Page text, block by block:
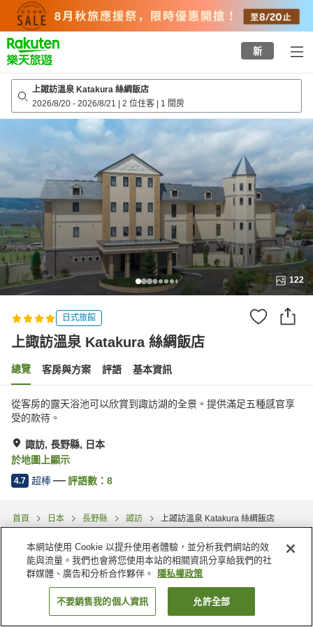
top
page
新
上諏訪溫泉 Katakura 絲綢飯店
2026/8/20 - 2026/8/21 | 2 位住客 | 1 間房
122
日式旅館
上諏訪溫泉 Katakura 絲綢飯店
總覽 客房與方案 評語 基本資訊
從客房的露天浴池可以欣賞到諏訪湖的全景。提供滿足五種感官享
受的款待。
諏訪, 長野縣, 日本
於地圖上顯示
4.7 超棒 評語數： 8
首頁 日本 長野縣 諏訪 上諏訪溫泉 Katakura 絲綢飯店
找客房
本網站使用 Cookie 以提升使用者體驗，並分析我們網站的效
能與流量。我們也會將您使用本站的相關資訊分享給我們的社
群媒體、廣告和分析合作夥伴。
隱私權政策
不要銷售我的個人資訊 允許全部